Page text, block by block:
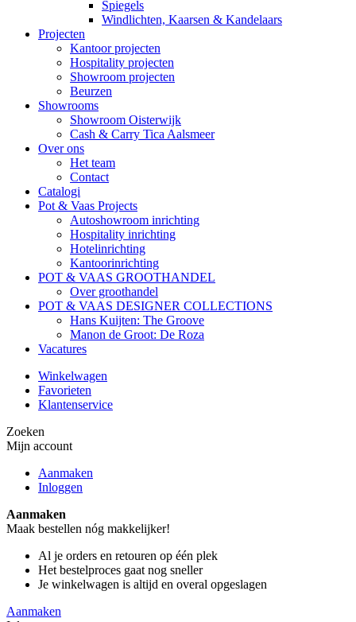
Spiegels
Windlichten, Kaarsen & Kandelaars
Projecten
Kantoor projecten
Hospitality projecten
Showroom projecten
Beurzen
Showrooms
Showroom Oisterwijk
Cash & Carry Tica Aalsmeer
Over ons
Het team
Contact
Catalogi
Pot & Vaas Projects
Autoshowroom inrichting
Hospitality inrichting
Hotelinrichting
Kantoorinrichting
POT & VAAS GROOTHANDEL
Over groothandel
POT & VAAS DESIGNER COLLECTIONS
Hans Kuijten: The Groove
Manon de Groot: De Roza
Vacatures
Winkelwagen
Favorieten
Klantenservice
Zoeken
Mijn account
Aanmaken
Inloggen
Aanmaken
Maak bestellen nóg makkelijker!
Al je orders en retouren op één plek
Het bestelproces gaat nog sneller
Je winkelwagen is altijd en overal opgeslagen
Aanmaken